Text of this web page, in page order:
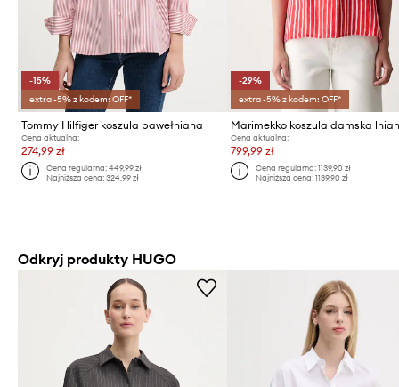
-15%
extra -5% z kodem: OFF*
Tommy Hilfiger koszula bawełniana
Cena aktualna:
274,99 zł
Cena regularna:449,99 zł
Najniższa cena:324,99 zł
-29%
extra -5% z kodem: OFF*
Marimekko koszula damska
Cena aktualna:
799,99 zł
Cena regularna: 1139,90 zł
Najniższa cena: 1139,90 zł
Odkryj produkty HUGO